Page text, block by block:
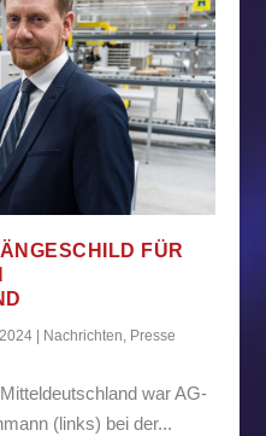
FÜR
Nachrichten, Presse
war AG-
(links) bei der...